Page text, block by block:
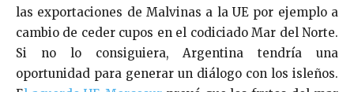
las exportaciones de Malvinas a la UE por ejemplo a
cambio de ceder cupos en el codiciado Mar del Norte.
Si no lo consiguiera, Argentina tendría una
oportunidad para generar un diálogo con los isleños.